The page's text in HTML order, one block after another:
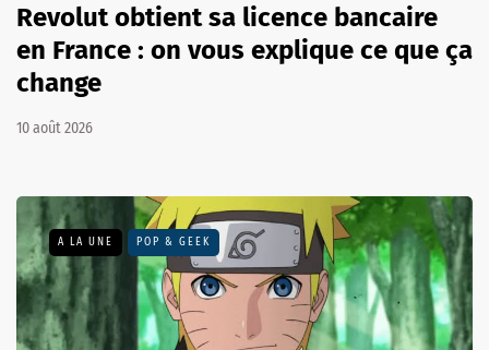
Revolut obtient sa licence bancaire
en France : on vous explique ce que ça
change
10 août 2026
A LA UNE POP & GEEK